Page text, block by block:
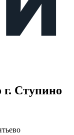
г. Ступино